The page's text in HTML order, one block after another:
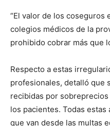
“El valor de los coseguros
colegios médicos de la
prohibido cobrar más que
Respecto a estas
profesionales, detalló que
recibidas por
los pacientes. Todas
que van desde las multas